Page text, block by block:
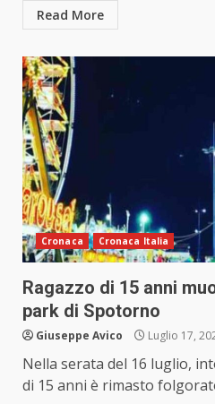
Read More
Cronaca Cronaca Italia
Ragazzo di 15 anni
park di Spotorno
Giuseppe Avico Luglio 17,
Nella serata del 16 luglio,
di 15 anni è rimasto